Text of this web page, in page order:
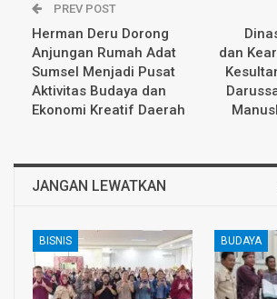
PREV POST
Herman Deru Dorong
Anjungan Rumah Adat
Sumsel Menjadi Pusat
Aktivitas Budaya dan
Ekonomi Kreatif Daerah
dan
JANGAN LEWATKAN
BISNIS BUDAYA